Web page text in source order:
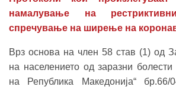
намалување на
спречување на ширење на
Врз основа на член 58 став (1) од
на населението од заразни
на Република Македонија“